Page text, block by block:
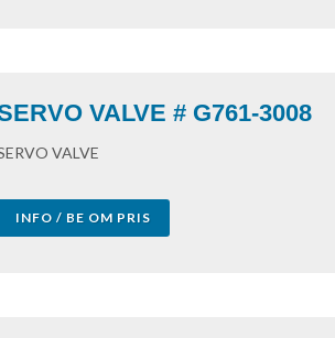
VALVE # G761-3008
VALVE
INFO / BE OM PRIS